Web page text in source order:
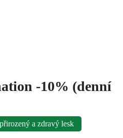
-10% (denní
a zdravý lesk